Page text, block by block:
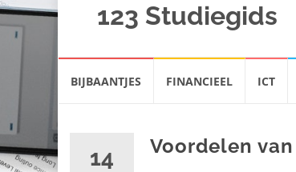
123 Studiegids
naarBIJBAANTJES FINANCIEEL ICT
14 Voordelen